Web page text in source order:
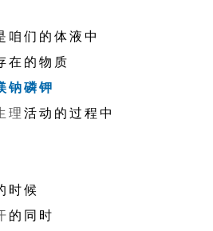
们的体液中
的物质
钠磷钾
理活动的过程中
候
的同时